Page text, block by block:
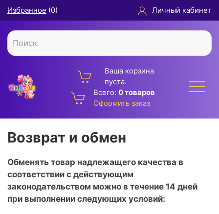
Избранное (0) Личный кабинет
Ваша корзина
пуста.
Всего: 0 товаров
Оформить заказ
Возврат и обмен
Обменять товар надлежащего качества в
соответствии с действующим
законодательством можно в течение 14 дней
при выполнении следующих условий: